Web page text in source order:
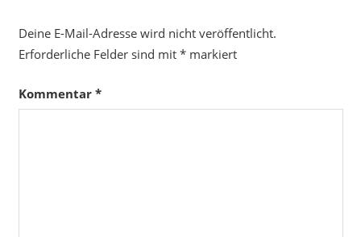
Deine E-Mail-Adresse wird nicht veröffentlicht.
Erforderliche Felder sind mit *markiert
Kommentar *